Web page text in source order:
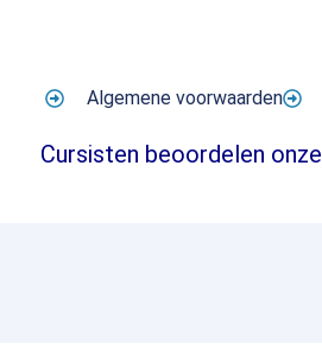
Algemene voorwaarden
Cursisten beoordelen